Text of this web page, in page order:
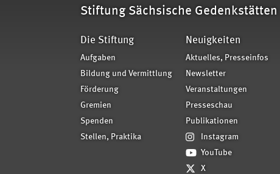
Stiftung Sächsische Gedenkstätten
Die Stiftung
Aufgaben
Bildung und Vermittlung
Förderung
Gremien
Spenden
Stellen, Praktika
Neuigkeiten
Aktuelles, Presseinfos
Newsletter
Veranstaltungen
Presseschau
Publikationen
Instagram
YouTube
X